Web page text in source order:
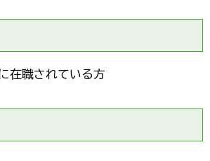
在職されている方